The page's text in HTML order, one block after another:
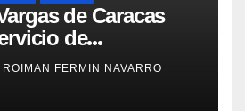
de Caracas
de
de pacientes
ROIMAN FERMIN NAVARRO